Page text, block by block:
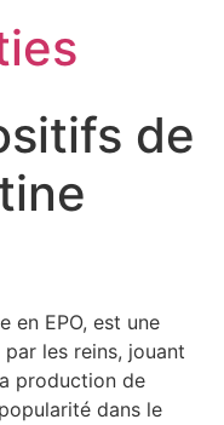
de
en EPO, est une
les reins, jouant
production de
dans le